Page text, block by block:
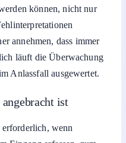
annehmen, dass immer
läuft die Überwachung
Anlassfall ausgewertet.
Eingang erfassen, zum